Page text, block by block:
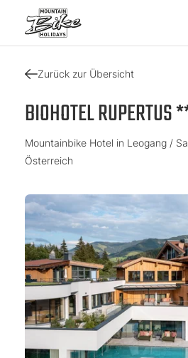
Zurück zur Übersicht
BIOHOTEL
Mountainbike Hotel in Leogang /
Österreich